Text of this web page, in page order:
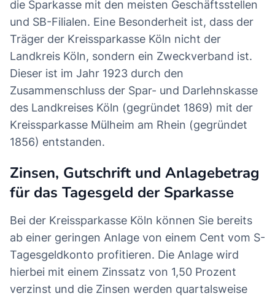
die Sparkasse mit den meisten Geschäftsstellen
und SB-Filialen. Eine Besonderheit ist, dass der
Träger der Kreissparkasse Köln nicht der
Landkreis Köln, sondern ein Zweckverband ist.
Dieser ist im Jahr 1923 durch den
Zusammenschluss der Spar- und Darlehnskasse
des Landkreises Köln (gegründet 1869) mit der
Kreissparkasse Mülheim am Rhein (gegründet
1856) entstanden.
Zinsen, Gutschrift und Anlagebetrag
für das Tagesgeld der Sparkasse
Bei der Kreissparkasse Köln können Sie bereits
ab einer geringen Anlage von einem Cent vom S-
Tagesgeldkonto profitieren. Die Anlage wird
hierbei mit einem Zinssatz von 1,50 Prozent
verzinst und die Zinsen werden quartalsweise